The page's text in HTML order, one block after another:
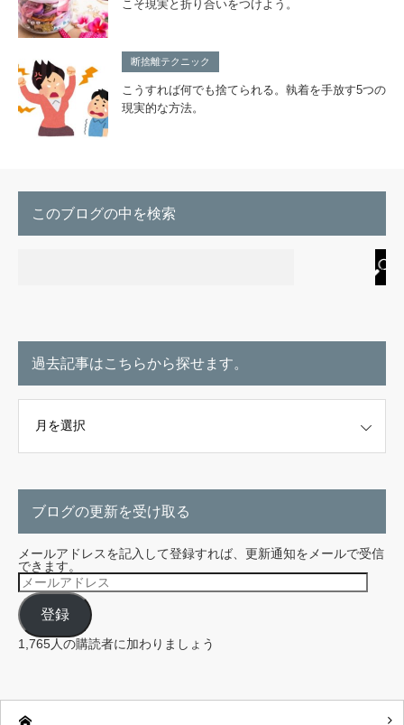
こそ現実と折り合いをつけよう。
断捨離テクニック
こうすれば何でも捨てられる。執着を手放す5つの
現実的な方法。
このブログの中を検索
過去記事はこちらから探せます。
ブログの更新を受け取る
メールアドレスを記入して登録すれば、更新通知をメールで受信
できます。
メ
ー
ル
ア
ド
レ
ス
登録
1,765人の購読者に加わりましょう